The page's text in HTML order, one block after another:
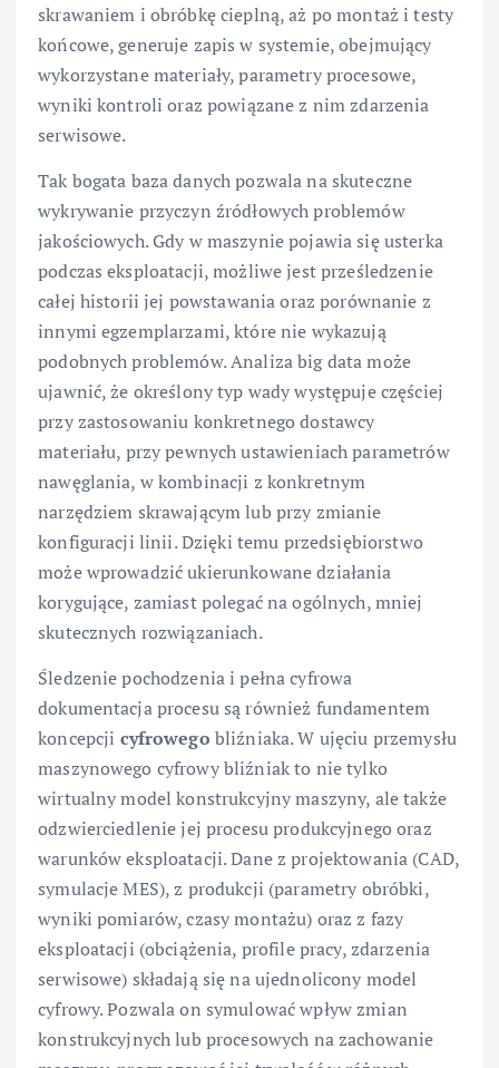
skrawaniem i obróbkę cieplną, aż po montaż i testy
końcowe, generuje zapis w systemie, obejmujący
wykorzystane materiały, parametry procesowe,
wyniki kontroli oraz powiązane z nim zdarzenia
serwisowe.
Tak bogata baza danych pozwala na skuteczne
wykrywanie przyczyn źródłowych problemów
jakościowych. Gdy w maszynie pojawia się usterka
podczas eksploatacji, możliwe jest prześledzenie
całej historii jej powstawania oraz porównanie z
innymi egzemplarzami, które nie wykazują
podobnych problemów. Analiza big data może
ujawnić, że określony typ wady występuje częściej
przy zastosowaniu konkretnego dostawcy
materiału, przy pewnych ustawieniach parametrów
nawęglania, w kombinacji z konkretnym
narzędziem skrawającym lub przy zmianie
konfiguracji linii. Dzięki temu przedsiębiorstwo
może wprowadzić ukierunkowane działania
korygujące, zamiast polegać na ogólnych, mniej
skutecznych rozwiązaniach.
Śledzenie pochodzenia i pełna cyfrowa
dokumentacja procesu są również fundamentem
koncepcji cyfrowego bliźniaka. W ujęciu przemysłu
maszynowego cyfrowy bliźniak to nie tylko
wirtualny model konstrukcyjny maszyny, ale także
odzwierciedlenie jej procesu produkcyjnego oraz
warunków eksploatacji. Dane z projektowania (CAD,
symulacje MES), z produkcji (parametry obróbki,
wyniki pomiarów, czasy montażu) oraz z fazy
eksploatacji (obciążenia, profile pracy, zdarzenia
serwisowe) składają się na ujednolicony model
cyfrowy. Pozwala on symulować wpływ zmian
konstrukcyjnych lub procesowych na zachowanie